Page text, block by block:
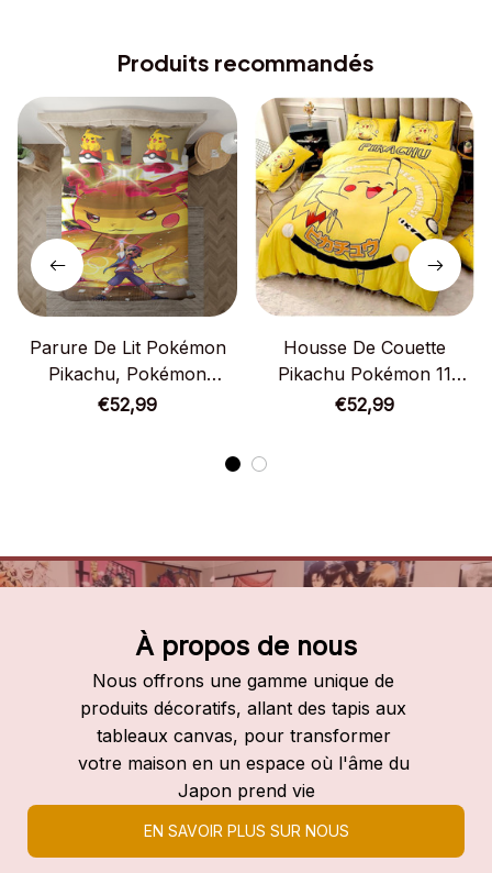
Produits recommandés
Parure De Lit Pokémon
Pikachu, Pokémon
Pikachu Satoshi Housse
€52,99
Housse De Couette
Pikachu Pokémon 11
Parure De Lit Ensemble
€52,99
À propos de nous
Nous offrons une gamme unique de
produits décoratifs, allant des tapis aux
tableaux canvas, pour transformer
votre maison en un espace où l'âme du
Japon prend vie
EN SAVOIR PLUS SUR NOUS